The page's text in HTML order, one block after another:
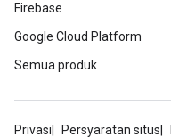
Firebase
Google Cloud Platform
Semua produk
Privasi Persyaratan situs